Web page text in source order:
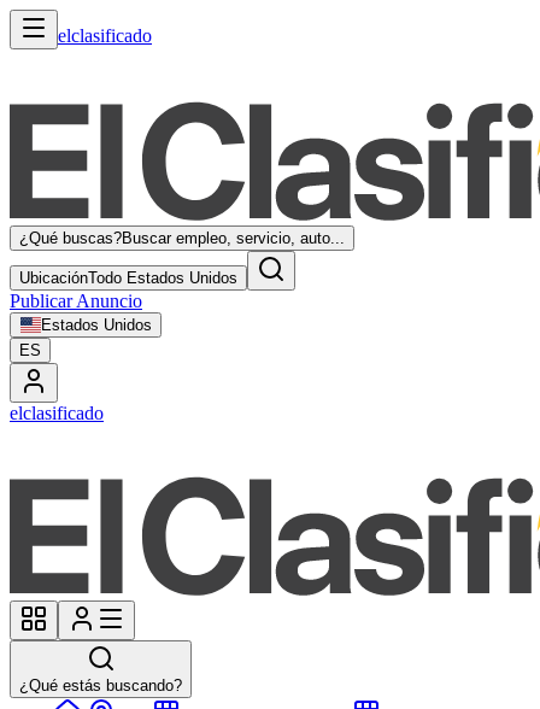
elclasificado
¿Qué buscas?Buscar empleo, servicio, auto...
UbicaciónTodo Estados Unidos
Publicar Anuncio
Estados Unidos
ES
elclasificado
¿Qué estás buscando?